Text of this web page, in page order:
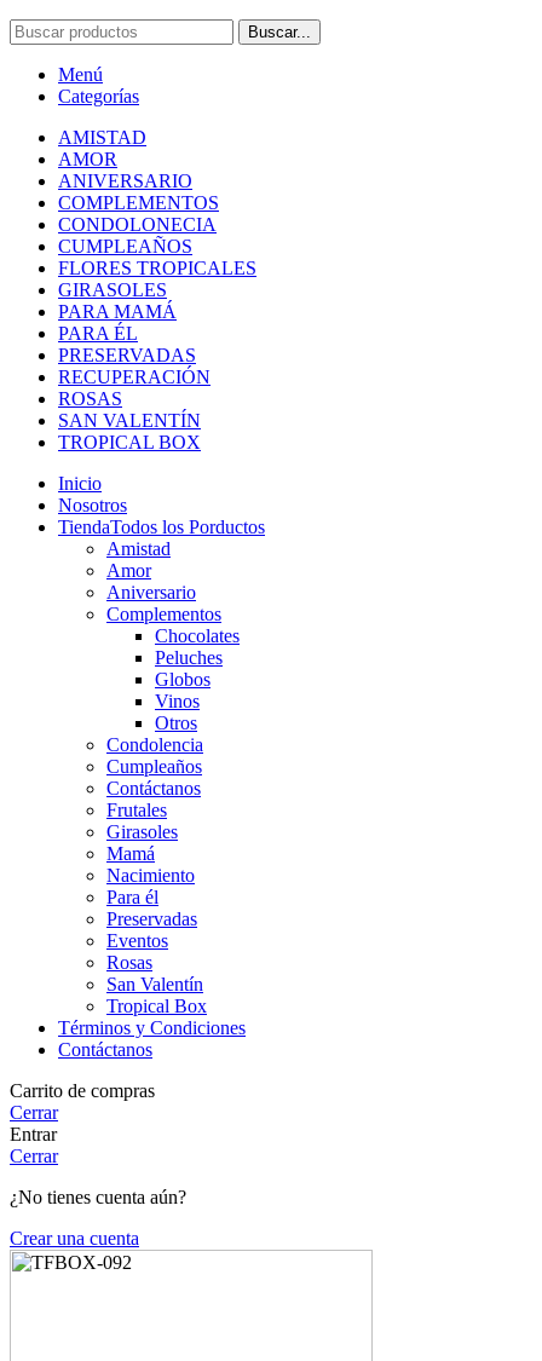
Buscar...
Menú
Categorías
AMISTAD
AMOR
ANIVERSARIO
COMPLEMENTOS
CONDOLONECIA
CUMPLEAÑOS
FLORES TROPICALES
GIRASOLES
PARA MAMÁ
PARA ÉL
PRESERVADAS
RECUPERACIÓN
ROSAS
SAN VALENTÍN
TROPICAL BOX
Inicio
Nosotros
TiendaTodos los Porductos
Amistad
Amor
Aniversario
Complementos
Chocolates
Peluches
Globos
Vinos
Otros
Condolencia
Cumpleaños
Contáctanos
Frutales
Girasoles
Mamá
Nacimiento
Para él
Preservadas
Eventos
Rosas
San Valentín
Tropical Box
Términos y Condiciones
Contáctanos
Carrito de compras
Cerrar
Entrar
Cerrar
¿No tienes cuenta aún?
Crear una cuenta